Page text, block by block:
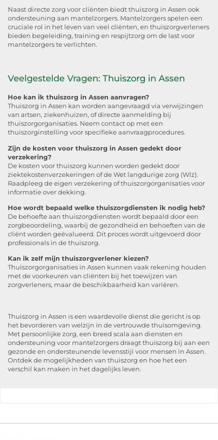
Naast directe zorg voor cliënten biedt thuiszorg in Assen ook
ondersteuning aan mantelzorgers. Mantelzorgers spelen een
cruciale rol in het leven van veel cliënten, en thuiszorgverleners
bieden begeleiding, training en respijtzorg om de last voor
mantelzorgers te verlichten.
Veelgestelde Vragen: Thuiszorg in Assen
Hoe kan ik thuiszorg in Assen aanvragen?
Thuiszorg in Assen kan worden aangevraagd via verwijzingen
van artsen, ziekenhuizen, of directe aanmelding bij
thuiszorgorganisaties. Neem contact op met een
thuiszorginstelling voor specifieke aanvraagprocedures.
Zijn de kosten voor thuiszorg in Assen gedekt door
verzekering?
De kosten voor thuiszorg kunnen worden gedekt door
ziektekostenverzekeringen of de Wet langdurige zorg (Wlz).
Raadpleeg de eigen verzekering of thuiszorgorganisaties voor
informatie over dekking.
Hoe wordt bepaald welke thuiszorgdiensten ik nodig heb?
De behoefte aan thuiszorgdiensten wordt bepaald door een
zorgbeoordeling, waarbij de gezondheid en behoeften van de
cliënt worden geëvalueerd. Dit proces wordt uitgevoerd door
professionals in de thuiszorg.
Kan ik zelf mijn thuiszorgverlener kiezen?
Thuiszorgorganisaties in Assen kunnen vaak rekening houden
met de voorkeuren van cliënten bij het toewijzen van
zorgverleners, maar de beschikbaarheid kan variëren.
Thuiszorg in Assen is een waardevolle dienst die gericht is op
het bevorderen van welzijn in de vertrouwde thuisomgeving.
Met persoonlijke zorg, een breed scala aan diensten en
ondersteuning voor mantelzorgers draagt thuiszorg bij aan een
gezonde en ondersteunende levensstijl voor mensen in Assen.
Ontdek de mogelijkheden van thuiszorg en hoe het een
verschil kan maken in het dagelijks leven.